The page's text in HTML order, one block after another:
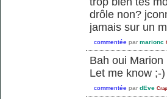
drôle non?
jamais sur un
commentée par marionc
Bah oui
Let me know ;-)
commentée par dEve